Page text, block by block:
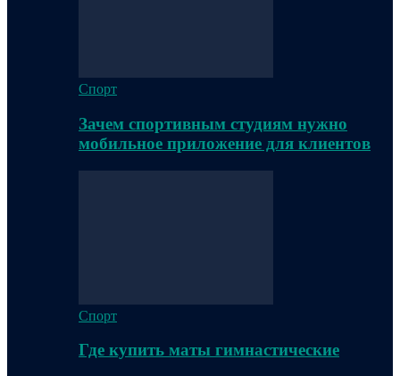
Спорт
Зачем спортивным студиям нужно
мобильное приложение для клиентов
Спорт
Где купить маты гимнастические